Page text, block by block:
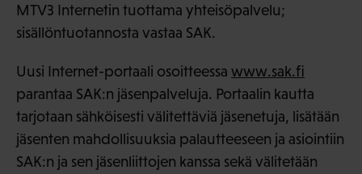
MTV3 Internetin tuottama yhteisöpalvelu;
sisällöntuotannosta vastaa SAK.
Uusi Internet-portaali osoitteessa www.sak.fi
parantaa SAK:n jäsenpalveluja. Portaalin kautta
tarjotaan sähköisesti välitettäviä jäsenetuja, lisätään
jäsenten mahdollisuuksia palautteeseen ja asiointiin
SAK:n ja sen jäsenliittojen kanssa sekä välitetään